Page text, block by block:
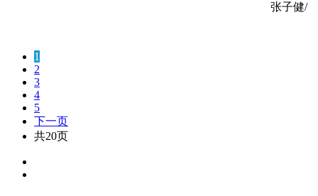
张子健/
1
2
3
4
5
下一页
共20页